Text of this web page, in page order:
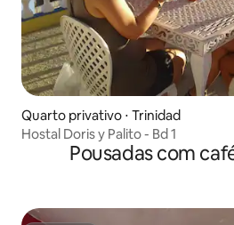
Quarto privativo ⋅ Trinidad
Hostal Doris y Palito - Bd 1
Pousadas com